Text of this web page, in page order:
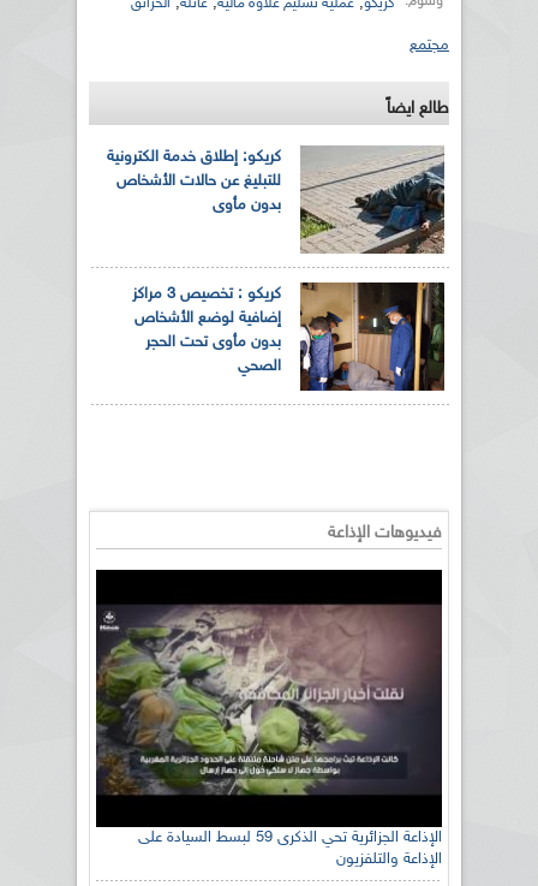
مجتمع
طالع ايضاً
كريكو: إطلاق خدمة الكترونية
للتبليغ عن حالات الأشخاص
بدون مأوى
كريكو : تخصيص 3 مراكز
إضافية لوضع الأشخاص
بدون مأوى تحت الحجر
الصحي
فيديوهات الإذاعة
الإذاعة الجزائرية تحي الذكرى 59 لبسط السيادة على
الإذاعة والتلفزيون